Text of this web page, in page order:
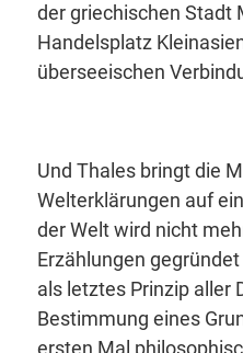
der griechischen Stadt
Handelsplatz
überseeischen
Und Thales bringt die
Welterklärungen auf
der Welt wird nicht
Erzählungen
als letztes Prinzip aller
Bestimmung eines